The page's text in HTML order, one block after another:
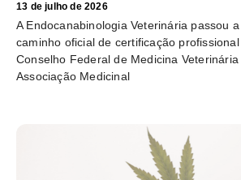
13 de julho de 2026
A Endocanabinologia Veterinária passou
caminho oficial de certificação
Conselho Federal de Medicina
Associação Medicinal